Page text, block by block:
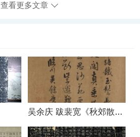
查看更多文章
吴余庆 跋裴宽《秋郊散牧图》